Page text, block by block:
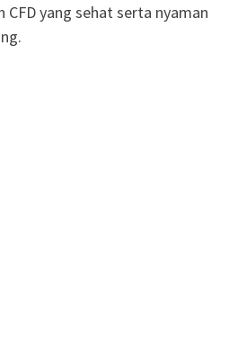
yang sehat serta nyaman